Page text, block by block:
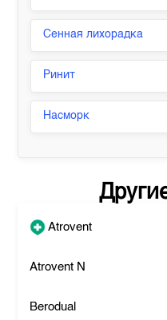
Сенная лихорадка
Ринит
Насморк
Atrovent
Atrovent N
Berodual